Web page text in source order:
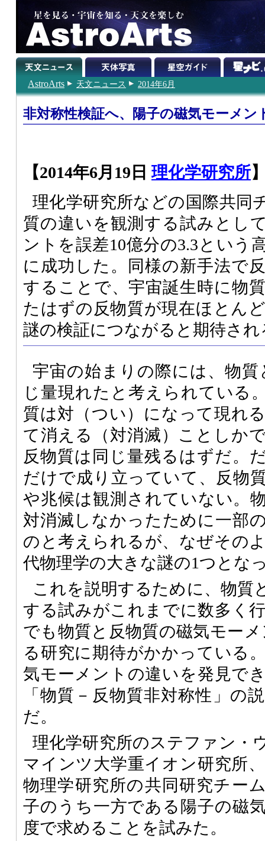
AstroArts 天文ニュース 2014年6月
非対称性検証へ、陽子の磁気モーメン
【2014年6月19日理化学研究所
理化学研究所などの国際共同
質の違いを観測する試みとし
ントを誤差10億分の3.3という
に成功した。同様の新手法で
することで、宇宙誕生時に物
たはずの反物質が現在ほとん
謎の検証につながると期待され
宇宙の始まりの際には、物質
じ量現れたと考えられている
質は対（つい）になって現れ
て消える（対消滅）ことしか
反物質は同じ量残るはずだ。
だけで成り立っていて、反物
や兆候は観測されていない。
対消滅しなかったために一部
のと考えられるが、なぜその
代物理学の大きな謎の1つとな
これを説明するために、物質
する試みがこれまでに数多く
でも物質と反物質の磁気モー
る研究に期待がかかっている
気モーメントの違いを発見で
「物質－反物質非対称性」の
だ。
理化学研究所のステファン・
マインツ大学重イオン研究所
物理学研究所の共同研究チー
子のうち一方である陽子の磁
度で求めることを試みた。